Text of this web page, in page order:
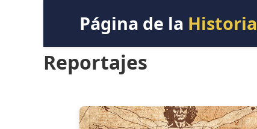
Página de la Historia
Reportajes